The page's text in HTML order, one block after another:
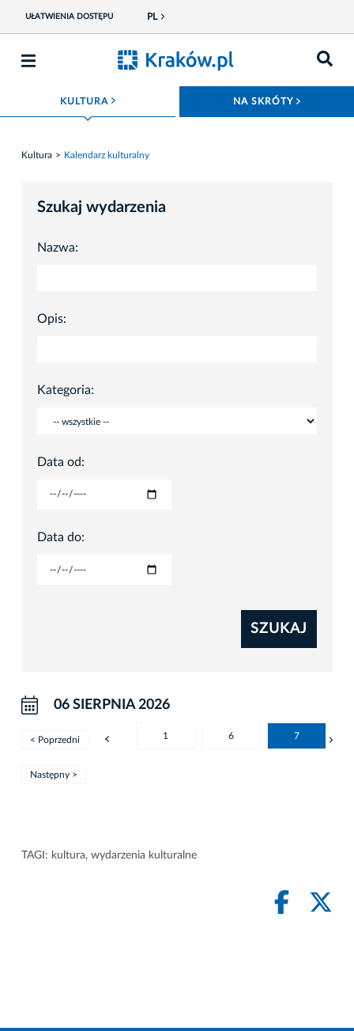
UŁATWIENIA DOSTĘPU PL
KULTURA ROZWIŃ MENU NA SKRÓTY
Kultura Kalendarz kulturalny
Szukaj wydarzenia
Nazwa:
Opis:
Kategoria:
Data od:
Data do:
SZUKAJ
06 SIERPNIA 2026
< Poprzedni 1 6 7
Następny >
TAGI: kultura, wydarzenia kulturalne